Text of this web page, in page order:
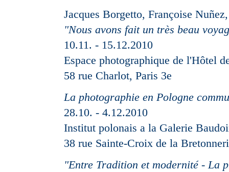
Jacques Borgetto, Françoise
"Nous avons fait un très beau
10.11. - 15.12.2010
Espace photographique de l'Hôtel
58 rue Charlot, Paris 3e
La photographie en Pologne
28.10. - 4.12.2010
Institut polonais a la Galerie
38 rue Sainte-Croix de la
"Entre Tradition et modernité - La